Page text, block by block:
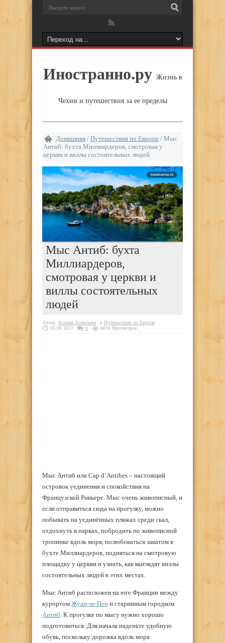
Иностранно.ру Жизнь в
Чехии и путешествия за ее пределы
Домашняя / Путешествия по Европе / Мыс
Антиб: бухта Миллиардеров, смотровая у
церкви и виллы состоятельных людей
Мыс Антиб: бухта
Миллиардеров,
смотровая у церкви и
виллы состоятельных
людей
Автор: Ксения Алексеева в Путешествия по Европе
06.08.2023
0 4824 Просмотров
Мыс Антиб или Cap d’Antibes – настоящий
островок уединения и спокойствия на
Французской Ривьере. Мыс очень живописный, и
если отправиться сюда на прогулку, можно
побывать на уединённых пляжах среди скал,
отдохнуть в парках, побродить по живописной
тропинке вдоль моря, полюбоваться закатом в
бухте Миллиардеров, подняться на смотровую
площадку у церкви и узнать, как выглядят виллы
состоятельных людей в этих местах.
Мыс Антиб расположен на юге Франции между
курортом Жуан-ле-Пен и старинным городком
Антиб . К прогулке по мысу нужно хорошо
подготовиться. Для начала наденьте удобную
обувь, поскольку дорожка вдоль моря